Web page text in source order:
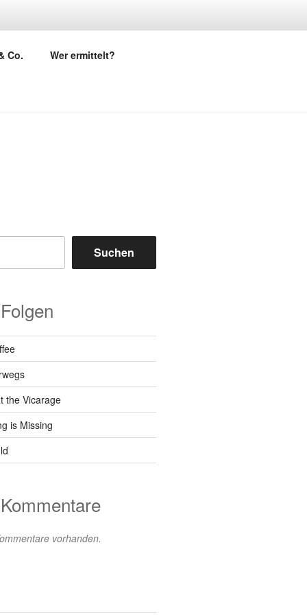
Co. Wer ermittelt?
Suchen
the Vicarage
is Missing
vorhanden.